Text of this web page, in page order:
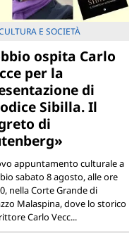
E SOCIETÀ
ospita Carlo
per la
di
Sibilla. Il
di
appuntamento culturale a
sabato 8 agosto, alle ore
nella Corte Grande di
Malaspina, dove lo storico
Carlo Vecc...